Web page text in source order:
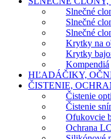
Slnečné
Slnečné
Slnečné
Krytky na
Krytky
Kompendiá
HĽADÁČIKY,
ČISTENIE,
Čistenie
Čistenie
Ofukovcie
Ochrana